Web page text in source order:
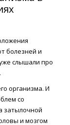
болезней и
слышали про
организма. И
со
затылочной
и мозгом